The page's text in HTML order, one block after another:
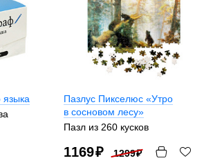
Пазлус Пикселюс «Утро
в сосновом лесу»
Пазл из 260 кусков
1169₽ 1299₽